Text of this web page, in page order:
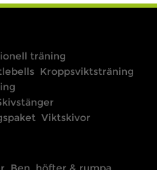
träning
Kroppsviktsträning
Viktskivor